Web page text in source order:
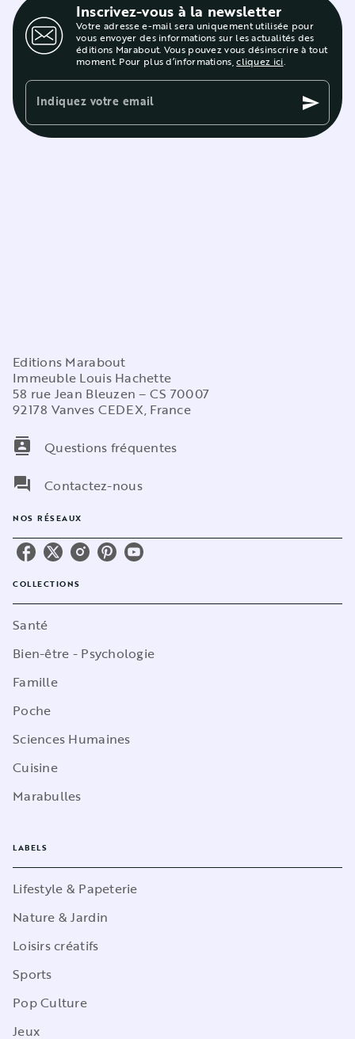
Inscrivez-vous à la newsletter
Votre adresse e-mail sera uniquement utilisée pour
vous envoyer des informations sur les actualités des
éditions Marabout. Vous pouvez vous désinscrire à tout
moment. Pour plus d’informations,cliquez ici.
Indiquez votre email send
Editions Marabout
Immeuble Louis Hachette
58 rue Jean Bleuzen – CS 70007
92178 Vanves CEDEX, France
contacts
Questions fréquentes
question_answer
Contactez-nous
NOS RÉSEAUX
COLLECTIONS
Santé
Bien-être - Psychologie
Famille
Poche
Sciences Humaines
Cuisine
Marabulles
LABELS
Lifestyle & Papeterie
Nature & Jardin
Loisirs créatifs
Sports
Pop Culture
Jeux